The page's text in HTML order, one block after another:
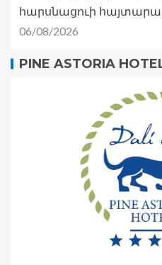
հարսնացուի
06/08/2026
PINE ASTORIA